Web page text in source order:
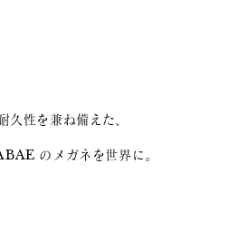
久性を兼ね備えた、
のメガネを世界に。